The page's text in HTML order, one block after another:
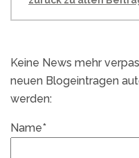
Keine News mehr
neuen Blogeintragen
werden:
Name*